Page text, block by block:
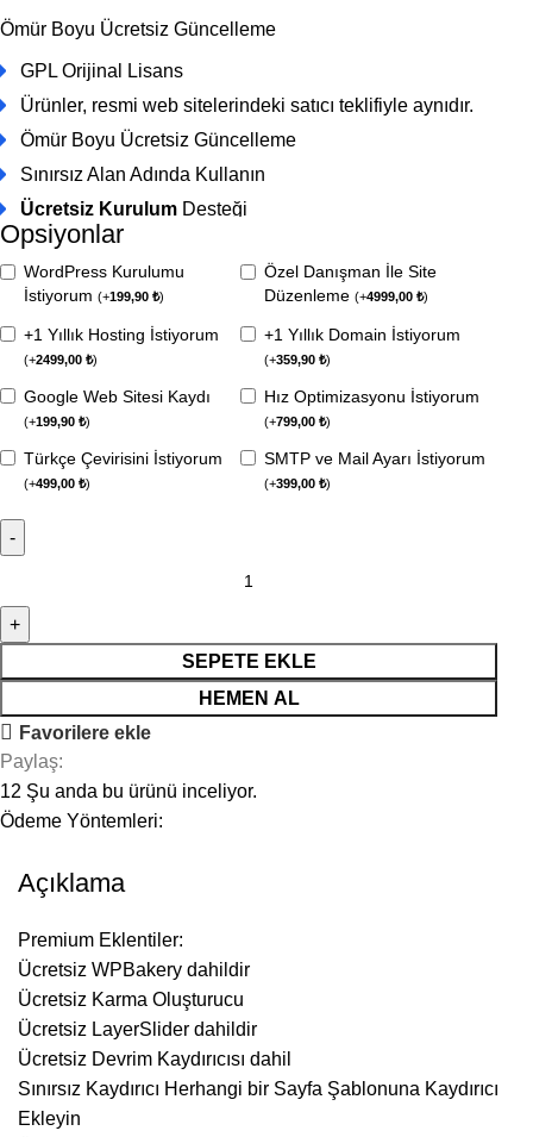
Ömür Boyu Ücretsiz Güncelleme
GPL Orijinal Lisans
Ürünler, resmi web sitelerindeki satıcı teklifiyle aynıdır.
Ömür Boyu Ücretsiz Güncelleme
Sınırsız Alan Adında Kullanın
Ücretsiz Kurulum Desteği
Opsiyonlar
WordPress Kurulumu
İstiyorum(+199,90₺)
Özel Danışman İle Site
Düzenleme(+4999,00₺)
+1 Yıllık Hosting İstiyorum
(+2499,00₺)
+1 Yıllık Domain İstiyorum
(+359,90₺)
Google Web Sitesi Kaydı
(+199,90₺)
Hız Optimizasyonu İstiyorum
(+799,00₺)
Türkçe Çevirisini İstiyorum
(+499,00₺)
SMTP ve Mail Ayarı İstiyorum
(+399,00₺)
SEPETE EKLE
HEMEN AL
Favorilere ekle
Paylaş:
12 Şu anda bu ürünü inceliyor.
Ödeme Yöntemleri:
Açıklama
Premium Eklentiler:
Ücretsiz WPBakery dahildir
Ücretsiz Karma Oluşturucu
Ücretsiz LayerSlider dahildir
Ücretsiz Devrim Kaydırıcısı dahil
Sınırsız Kaydırıcı Herhangi bir Sayfa Şablonuna Kaydırıcı
Ekleyin